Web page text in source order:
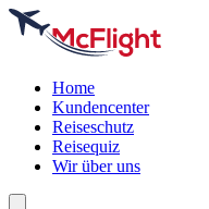
Home
Kundencenter
Reiseschutz
Reisequiz
Wir über uns